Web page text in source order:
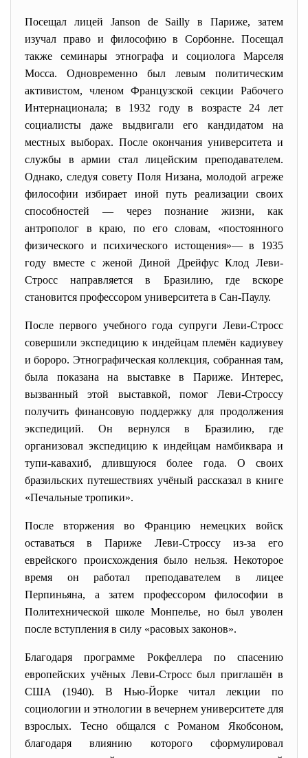
Посещал лицей Janson de Sailly в Париже, затем
изучал право и философию в Сорбонне. Посещал
также семинары этнографа и социолога Марселя
Мосса. Одновременно был левым политическим
активистом, членом Французской секции Рабочего
Интернационала; в 1932 году в возрасте 24 лет
социалисты даже выдвигали его кандидатом на
местных выборах. После окончания университета и
службы в армии стал лицейским преподавателем.
Однако, следуя совету Поля Низана, молодой агреже
философии избирает иной путь реализации своих
способностей — через познание жизни, как
антрополог в краю, по его словам, «постоянного
физического и психического истощения»— в 1935
году вместе с женой Диной Дрейфус Клод Леви-
Стросс направляется в Бразилию, где вскоре
становится профессором университета в Сан-Паулу.
После первого учебного года супруги Леви-Стросс
совершили экспедицию к индейцам племён кадиувеу
и бороро. Этнографическая коллекция, собранная там,
была показана на выставке в Париже. Интерес,
вызванный этой выставкой, помог Леви-Строссу
получить финансовую поддержку для продолжения
экспедиций. Он вернулся в Бразилию, где
организовал экспедицию к индейцам намбиквара и
тупи-кавахиб, длившуюся более года. О своих
бразильских путешествиях учёный рассказал в книге
«Печальные тропики».
После вторжения во Францию немецких войск
оставаться в Париже Леви-Строссу из-за его
еврейского происхождения было нельзя. Некоторое
время он работал преподавателем в лицее
Перпиньяна, а затем профессором философии в
Политехнической школе Монпелье, но был уволен
после вступления в силу «расовых законов».
Благодаря программе Рокфеллера по спасению
европейских учёных Леви-Стросс был приглашён в
США (1940). В Нью-Йорке читал лекции по
социологии и этнологии в вечернем университете для
взрослых. Тесно общался с Романом Якобсоном,
благодаря влиянию которого сформулировал